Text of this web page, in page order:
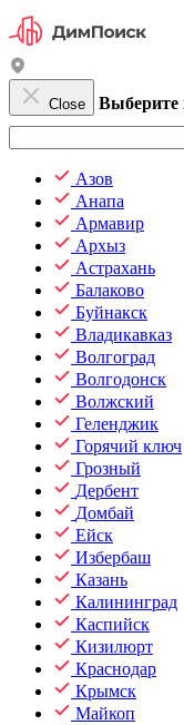
Close Выберите
Азов
Анапа
Армавир
Архыз
Астрахань
Балаково
Буйнакск
Владикавказ
Волгоград
Волгодонск
Волжский
Геленджик
Горячий ключ
Грозный
Дербент
Домбай
Ейск
Избербаш
Казань
Калининград
Каспийск
Кизилюрт
Краснодар
Крымск
Майкоп